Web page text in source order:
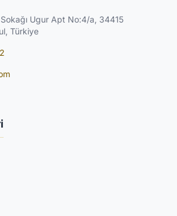
Ugur Apt No:4/a, 34415
Türkiye